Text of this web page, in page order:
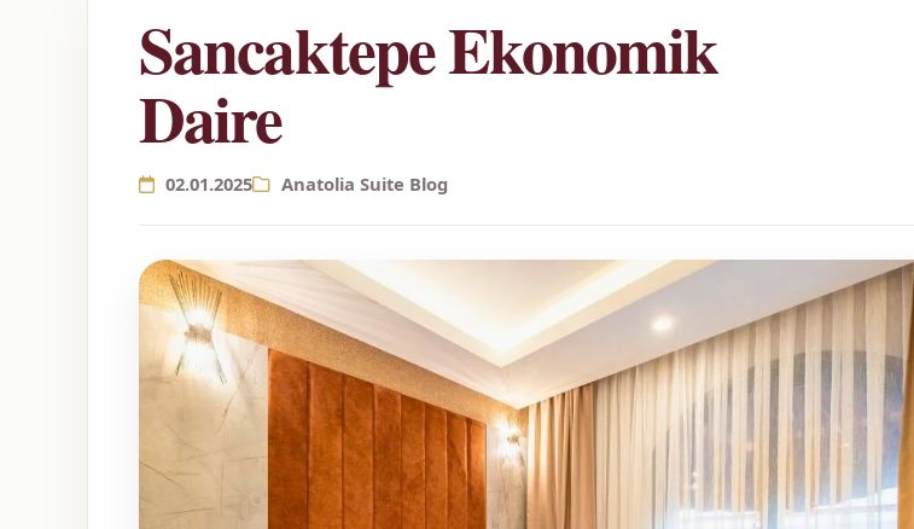
Sancaktepe Ekonomik
Daire
02.01.2025 Anatolia Suite Blog